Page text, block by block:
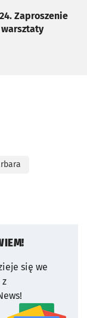
Zaproszenie
się we
z